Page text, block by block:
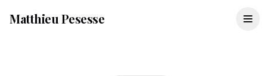
Matthieu Pesesse